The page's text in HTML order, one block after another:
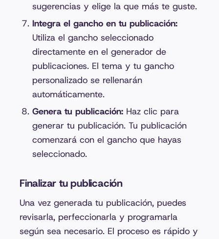
sugerencias y elige la que más te guste.
Integra el gancho en tu publicación:
Utiliza el gancho seleccionado
directamente en el generador de
publicaciones. El tema y tu gancho
personalizado se rellenarán
automáticamente.
Genera tu publicación: Haz clic para
generar tu publicación. Tu publicación
comenzará con el gancho que hayas
seleccionado.
Finalizar tu publicación
Una vez generada tu publicación, puedes
revisarla, perfeccionarla y programarla
según sea necesario. El proceso es rápido y